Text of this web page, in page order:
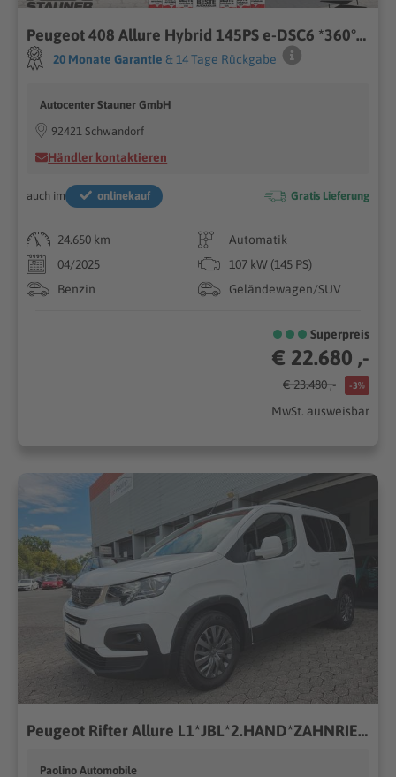
Peugeot 408 Allure Hybrid 145PS e-DSC6 *360° KAMERA*
20 Monate Garantie & 14 Tage Rückgabe
Autocenter Stauner GmbH
92421 Schwandorf
Händler kontaktieren
auch im onlinekauf Gratis Lieferung
24.650 km
Automatik
04/2025
107 kW (145 PS)
Benzin
Geländewagen/SUV
Superpreis
€ 22.680 ,-
€ 23.480 ,- -3%
MwSt. ausweisbar
Peugeot Rifter Allure L1*JBL*2.HAND*ZAHNRIEMEN GEMACHT*
Paolino Automobile